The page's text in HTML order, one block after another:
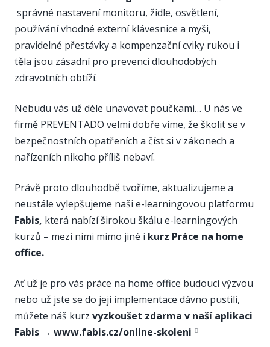
správné nastavení monitoru, židle, osvětlení,
používání vhodné externí klávesnice a myši,
pravidelné přestávky a kompenzační cviky rukou i
těla jsou zásadní pro prevenci dlouhodobých
zdravotních obtíží.
Nebudu vás už déle unavovat poučkami… U nás ve
firmě PREVENTADO velmi dobře víme, že školit se v
bezpečnostních opatřeních a číst si v zákonech a
nařízeních nikoho příliš nebaví.
Právě proto dlouhodbě tvoříme, aktualizujeme a
neustále vylepšujeme naši e-learningovou platformu
Fabis, která nabízí širokou škálu e-learningových
kurzů – mezi nimi mimo jiné i kurz Práce na home
office.
Ať už je pro vás práce na home office budoucí výzvou
nebo už jste se do její implementace dávno pustili,
můžete náš kurz vyzkoušet zdarma v naší aplikaci
Fabis → www.fabis.cz/online-skoleni